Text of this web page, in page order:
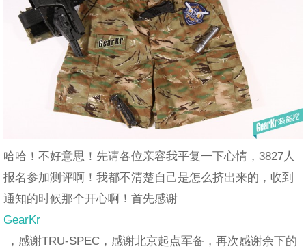
哈哈！不好意思！先请各位亲容我平复一下心情，3827人
报名参加测评啊！我都不清楚自己是怎么挤出来的，收到
通知的时候那个开心啊！首先感谢
GearKr
，感谢TRU-SPEC，感谢北京起点军备，再次感谢余下的